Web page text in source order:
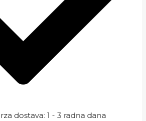
dostava: 1 - 3 radna dana